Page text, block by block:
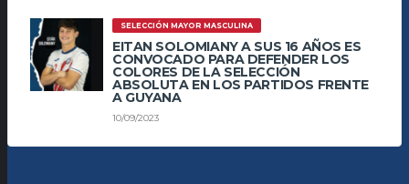
SELECCIÓN MAYOR MASCULINA
EITAN SOLOMIANY A SUS 16 AÑOS ES
CONVOCADO PARA DEFENDER LOS
COLORES DE LA SELECCIÓN
ABSOLUTA EN LOS PARTIDOS FRENTE
A GUYANA
10/09/2023